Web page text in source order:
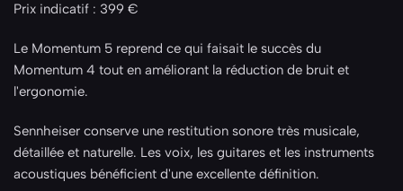
Prix indicatif : 399 €
Le Momentum 5 reprend ce qui faisait le succès du
Momentum 4 tout en améliorant la réduction de bruit et
l'ergonomie.
Sennheiser conserve une restitution sonore très musicale,
détaillée et naturelle. Les voix, les guitares et les instruments
acoustiques bénéficient d'une excellente définition.